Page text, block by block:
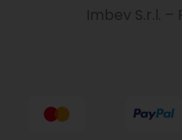
Imbev S.r.l. –